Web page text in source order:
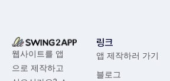
웹사이트를 앱
으로 제작하고
링크
앱 제작하러 가기
블로그